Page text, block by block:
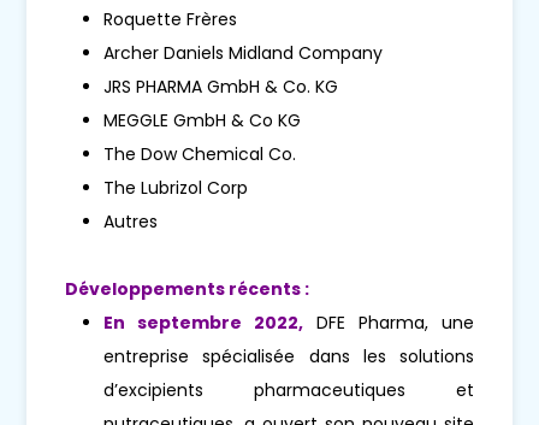
Roquette Frères
Archer Daniels Midland Company
JRS PHARMA GmbH & Co. KG
MEGGLE GmbH & Co KG
The Dow Chemical Co.
The Lubrizol Corp
Autres
Développements récents :
En septembre 2022, DFE Pharma, une
entreprise spécialisée dans les solutions
d’excipients pharmaceutiques et